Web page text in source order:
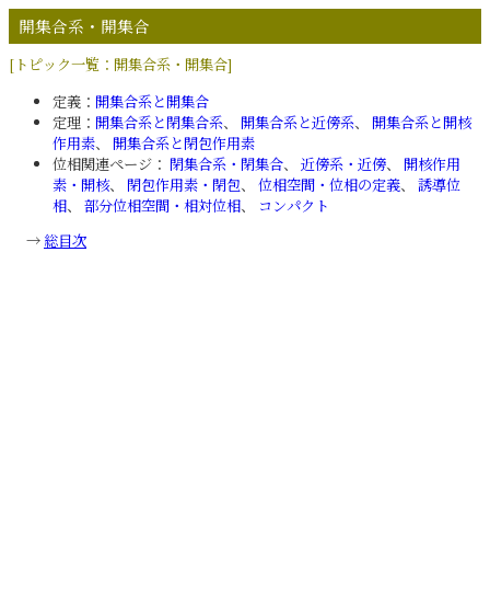
開集合系・開集合
[トピック一覧：開集合系・開集合]
定義： 開集合系と開集合
定理： 開集合系と閉集合系、 開集合系と近傍系、 開集合系と開核
作用素、 開集合系と閉包作用素
位相関連ページ： 閉集合系・閉集合、 近傍系・近傍、 開核作用
素・開核、 閉包作用素・閉包、 位相空間・位相の定義、 誘導位
相、 部分位相空間・相対位相、
コンパクト
→ 総目次